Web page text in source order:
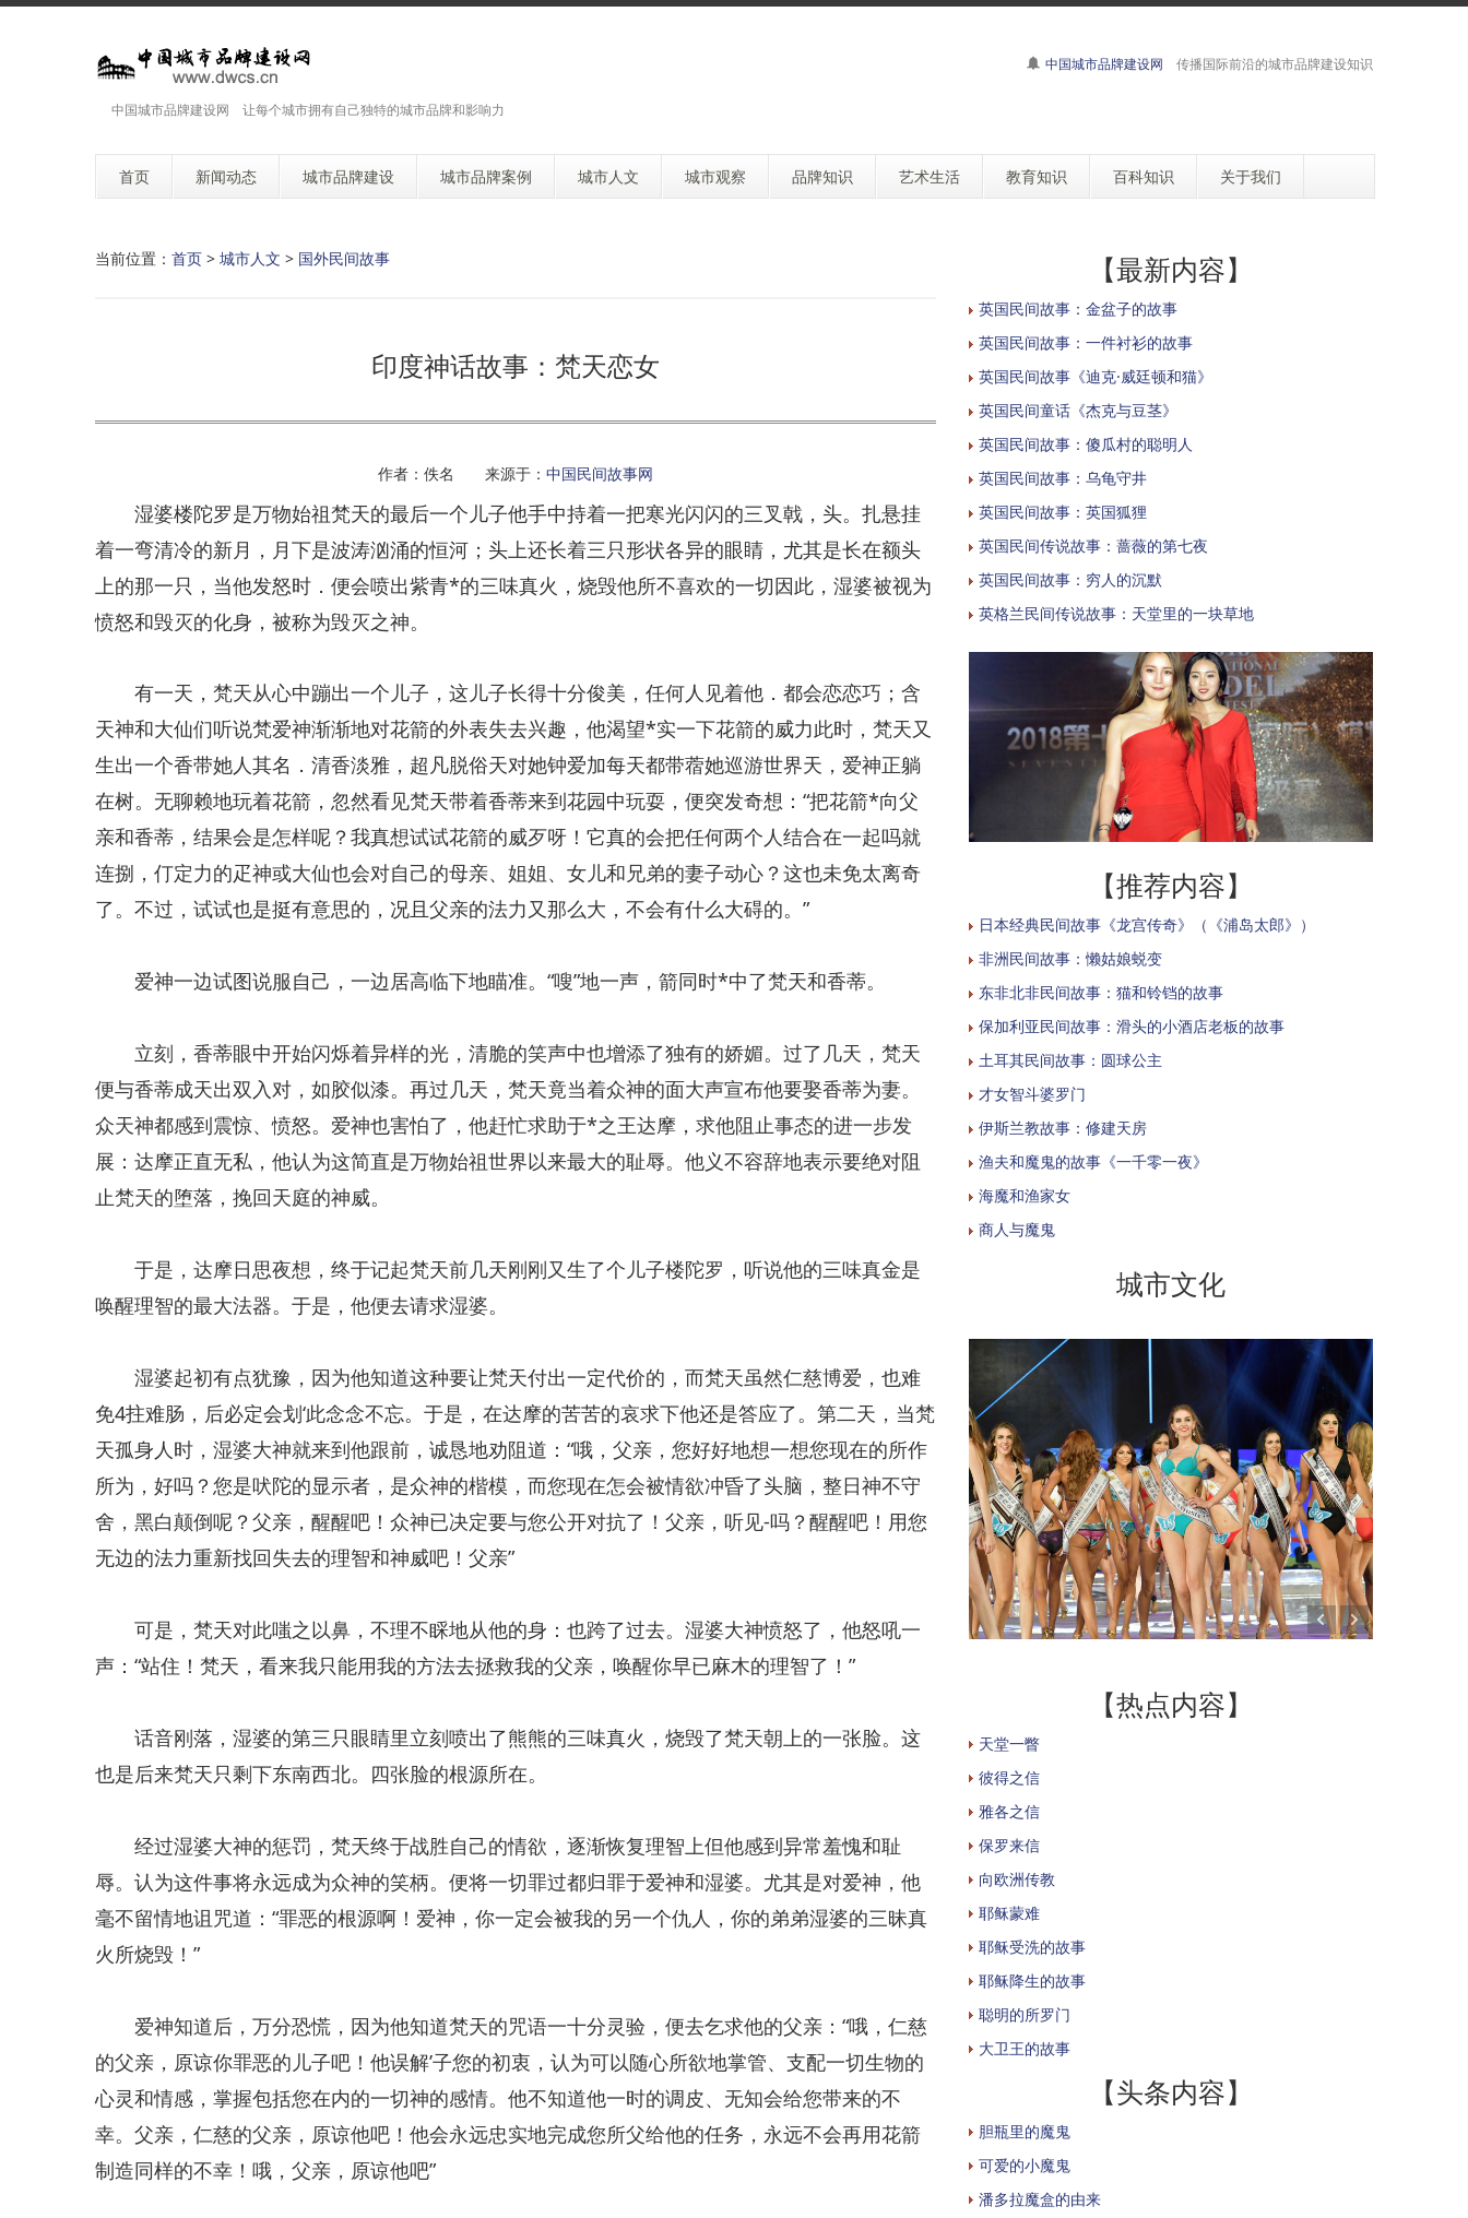
中国城市品牌建设网 让每个城市拥有自己独特的城市品牌和影响力
中国城市品牌建设网 传播国际前沿的城市品牌建设知识
首页 新闻动态 城市品牌建设 城市品牌案例 城市人文 城市观察 品牌知识 艺术生活 教育知识 百科知识 关于我们
当前位置： 首页 > 城市人文 > 国外民间故事
印度神话故事：梵天恋女
作者：佚名 来源于： 中国民间故事网
湿婆楼陀罗是万物始祖梵天的最后一个儿子他手中持着一把寒光闪闪的三叉戟，头。扎悬挂
着一弯清冷的新月，月下是波涛汹涌的恒河；头上还长着三只形状各异的眼睛，尤其是长在额头
上的那一只，当他发怒时．便会喷出紫青*的三味真火，烧毁他所不喜欢的一切因此，湿婆被视为
愤怒和毁灭的化身，被称为毁灭之神。
有一天，梵天从心中蹦出一个儿子，这儿子长得十分俊美，任何人见着他．都会恋恋巧；含
天神和大仙们听说梵爱神渐渐地对花箭的外表失去兴趣，他渴望*实一下花箭的威力此时，梵天又
生出一个香带她人其名．清香淡雅，超凡脱俗天对她钟爱加每天都带蓿她巡游世界天，爱神正躺
在树。无聊赖地玩着花箭，忽然看见梵天带着香蒂来到花园中玩耍，便突发奇想：“把花箭*向父
亲和香蒂，结果会是怎样呢？我真想试试花箭的威歹呀！它真的会把任何两个人结合在一起吗就
连捌，仃定力的疋神或大仙也会对自己的母亲、姐姐、女儿和兄弟的妻子动心？这也未免太离奇
了。不过，试试也是挺有意思的，况且父亲的法力又那么大，不会有什么大碍的。”
爱神一边试图说服自己，一边居高临下地瞄准。“嗖”地一声，箭同时*中了梵天和香蒂。
立刻，香蒂眼中开始闪烁着异样的光，清脆的笑声中也增添了独有的娇媚。过了几天，梵天
便与香蒂成天出双入对，如胶似漆。再过几天，梵天竟当着众神的面大声宣布他要娶香蒂为妻。
众天神都感到震惊、愤怒。爱神也害怕了，他赶忙求助于*之王达摩，求他阻止事态的进一步发
展：达摩正直无私，他认为这简直是万物始祖世界以来最大的耻辱。他义不容辞地表示要绝对阻
止梵天的堕落，挽回天庭的神威。
于是，达摩日思夜想，终于记起梵天前几天刚刚又生了个儿子楼陀罗，听说他的三味真金是
唤醒理智的最大法器。于是，他便去请求湿婆。
湿婆起初有点犹豫，因为他知道这种要让梵天付出一定代价的，而梵天虽然仁慈博爱，也难
免4拄难肠，后必定会划‘此念念不忘。于是，在达摩的苦苦的哀求下他还是答应了。第二天，当梵
天孤身人时，湿婆大神就来到他跟前，诚恳地劝阻道：“哦，父亲，您好好地想一想您现在的所作
所为，好吗？您是吠陀的显示者，是众神的楷模，而您现在怎会被情欲冲昏了头脑，整日神不守
舍，黑白颠倒呢？父亲，醒醒吧！众神已决定要与您公开对抗了！父亲，听见-吗？醒醒吧！用您
无边的法力重新找回失去的理智和神威吧！父亲”
可是，梵天对此嗤之以鼻，不理不睬地从他的身：也跨了过去。湿婆大神愤怒了，他怒吼一
声：“站住！梵天，看来我只能用我的方法去拯救我的父亲，唤醒你早已麻木的理智了！”
话音刚落，湿婆的第三只眼睛里立刻喷出了熊熊的三味真火，烧毁了梵天朝上的一张脸。这
也是后来梵天只剩下东南西北。四张脸的根源所在。
经过湿婆大神的惩罚，梵天终于战胜自己的情欲，逐渐恢复理智上但他感到异常羞愧和耻
辱。认为这件事将永远成为众神的笑柄。便将一切罪过都归罪于爱神和湿婆。尤其是对爱神，他
毫不留情地诅咒道：“罪恶的根源啊！爱神，你一定会被我的另一个仇人，你的弟弟湿婆的三昧真
火所烧毁！”
爱神知道后，万分恐慌，因为他知道梵天的咒语一十分灵验，便去乞求他的父亲：“哦，仁慈
的父亲，原谅你罪恶的儿子吧！他误解’子您的初衷，认为可以随心所欲地掌管、支配一切生物的
心灵和情感，掌握包括您在内的一切神的感情。他不知道他一时的调皮、无知会给您带来的不
幸。父亲，仁慈的父亲，原谅他吧！他会永远忠实地完成您所父给他的任务，永远不会再用花箭
制造同样的不幸！哦，父亲，原谅他吧”
【最新内容】
英国民间故事：金盆子的故事
英国民间故事：一件衬衫的故事
英国民间故事《迪克·威廷顿和猫》
英国民间童话《杰克与豆茎》
英国民间故事：傻瓜村的聪明人
英国民间故事：乌龟守井
英国民间故事：英国狐狸
英国民间传说故事：蔷薇的第七夜
英国民间故事：穷人的沉默
英格兰民间传说故事：天堂里的一块草地
【推荐内容】
日本经典民间故事《龙宫传奇》（《浦岛太郎》）
非洲民间故事：懒姑娘蜕变
东非北非民间故事：猫和铃铛的故事
保加利亚民间故事：滑头的小酒店老板的故事
土耳其民间故事：圆球公主
才女智斗婆罗门
伊斯兰教故事：修建天房
渔夫和魔鬼的故事《一千零一夜》
海魔和渔家女
商人与魔鬼
城市文化
【热点内容】
天堂一瞥
彼得之信
雅各之信
保罗来信
向欧洲传教
耶稣蒙难
耶稣受洗的故事
耶稣降生的故事
聪明的所罗门
大卫王的故事
【头条内容】
胆瓶里的魔鬼
可爱的小魔鬼
潘多拉魔盒的由来